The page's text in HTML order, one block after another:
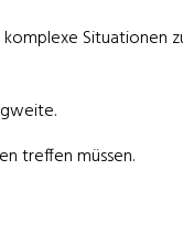
Situationen
treffen müssen.